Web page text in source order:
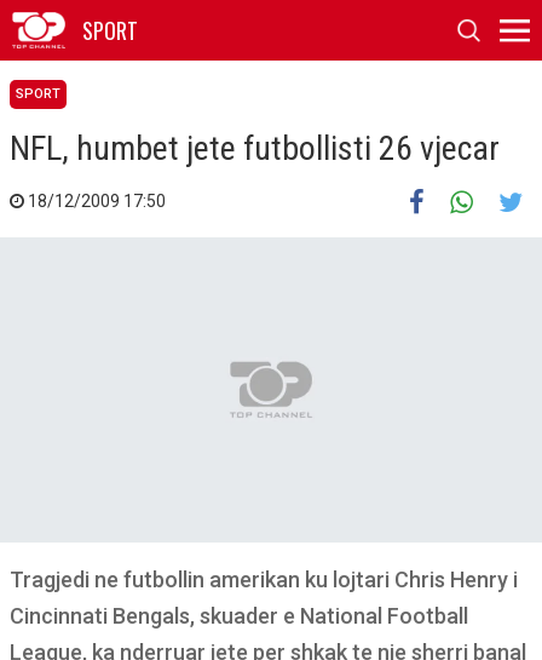
SPORT
SPORT
NFL, humbet jete futbollisti 26 vjecar
18/12/2009 17:50
Tragjedi ne futbollin amerikan ku lojtari Chris Henry i
Cincinnati Bengals, skuader e National Football
League, ka nderruar jete per shkak te nje sherri banal